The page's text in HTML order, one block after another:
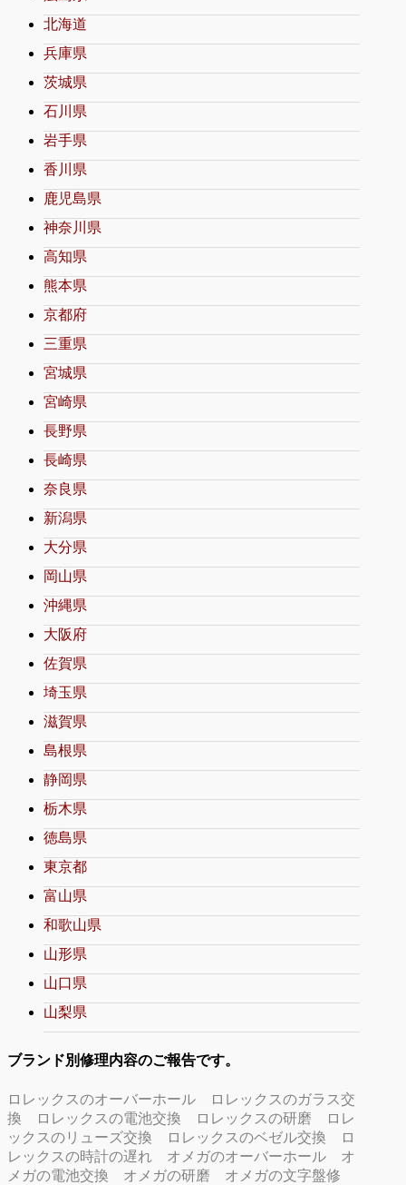
北海道
兵庫県
茨城県
石川県
岩手県
香川県
鹿児島県
神奈川県
高知県
熊本県
京都府
三重県
宮城県
宮崎県
長野県
長崎県
奈良県
新潟県
大分県
岡山県
沖縄県
大阪府
佐賀県
埼玉県
滋賀県
島根県
静岡県
栃木県
徳島県
東京都
富山県
和歌山県
山形県
山口県
山梨県
ブランド別修理内容のご報告です。
ロレックスのオーバーホール
ロレックスのガラス交
換
ロレックスの電池交換 ロレックスの研磨
ロレ
ックスのリューズ交換
ロレックスのベゼル交換
ロ
レックスの時計の遅れ
オメガのオーバーホール
オ
メガの電池交換
オメガの研磨
オメガの文字盤修